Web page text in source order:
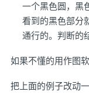
一个黑色圆，黑
看到的黑色部分
通行的。判断的
如果不懂的用作图
把上面的例子改动